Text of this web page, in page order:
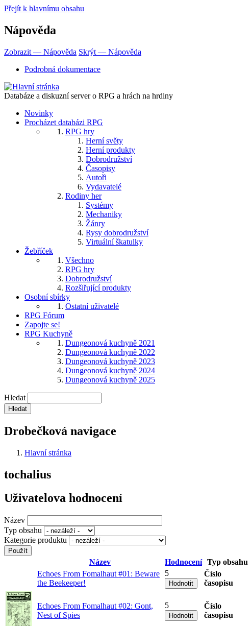
Přejít k hlavnímu obsahu
Nápověda
Zobrazit — Nápověda Skrýt — Nápověda
Podrobná dokumentace
Databáze a diskuzní server o RPG a hrách na hrdiny
Novinky
Procházet databázi RPG
RPG hry
Herní světy
Herní produkty
Dobrodružství
Časopisy
Autoři
Vydavatelé
Rodiny her
Systémy
Mechaniky
Žánry
Rysy dobrodružství
Virtuální škatulky
Žebříček
Všechno
RPG hry
Dobrodružství
Rozšiřující produkty
Osobní sbírky
Ostatní uživatelé
RPG Fórum
Zapojte se!
RPG Kuchyně
Dungeonová kuchyně 2021
Dungeonová kuchyně 2022
Dungeonová kuchyně 2023
Dungeonová kuchyně 2024
Dungeonová kuchyně 2025
Hledat
Drobečková navigace
Hlavní stránka
tochalius
Uživatelova hodnocení
Název
Typ obsahu
Kategorie produktu
Název Hodnocení Typ obsahu
Echoes From Fomalhaut #01: Beware
the Beekeeper!
5
Číslo
časopisu
Echoes From Fomalhaut #02: Gont,
Nest of Spies
5
Číslo
časopisu